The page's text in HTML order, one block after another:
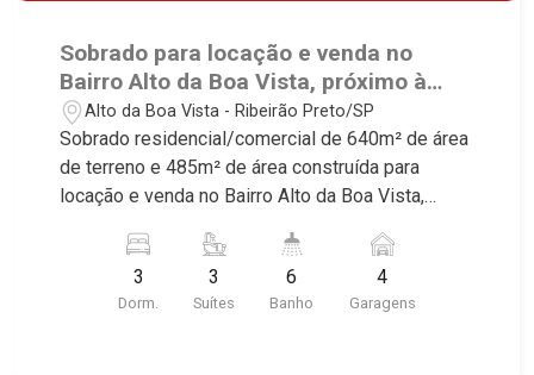
Sobrado para locação e venda no
Bairro Alto da Boa Vista, próximo à
Avenida Professor João Fiúsa -
Ribeirão Preto/SP.
Alto da Boa Vista - Ribeirão Preto/SP
Sobrado residencial/comercial de 640m² de área
de terreno e 485m² de área construída para
locação e venda no Bairro Alto da Boa Vista,
Ribeirão Preto/SP. Conheça as características
deste imóvel que a Martinelli Imobiliária
selecionou para você: - 485m² de área útil - 3
3
Dorm.
3
Suítes
6
Banho
4
Garagens